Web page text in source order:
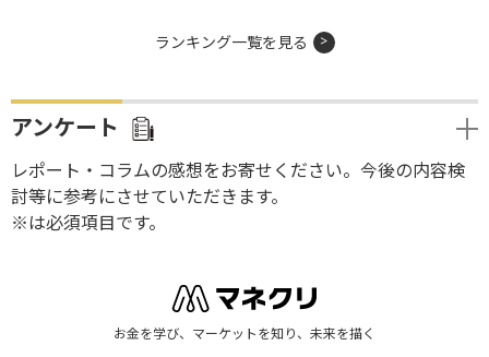
ランキング一覧を見る
アンケート
レポート・コラムの感想をお寄せください。今後の内容検
討等に参考にさせていただきます。
※は必須項目です。
お金を学び、マーケットを知り、未来を描く